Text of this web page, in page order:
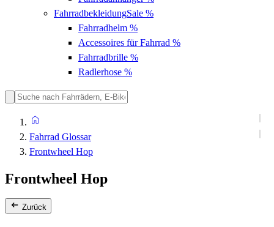
FahrradbekleidungSale %
Fahrradhelm %
Accessoires für Fahrrad %
Fahrradbrille %
Radlerhose %
Fahrrad Glossar
Frontwheel Hop
Frontwheel Hop
Zurück